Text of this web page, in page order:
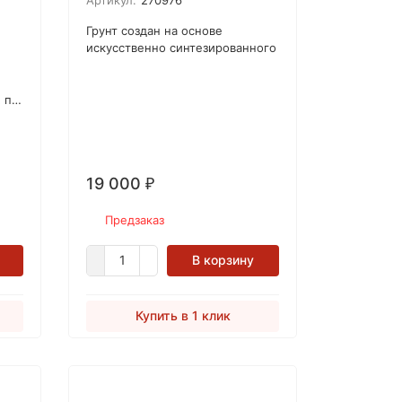
Advanced Synthetic Shellac
Primer White
Грунт создан на основе
искусственно синтезированного
19 000 ₽
Предзаказ
В корзину
Купить в 1 клик